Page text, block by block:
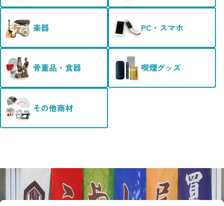
楽器 PC・スマホ
骨董品・食器 喫煙グッズ
その他商材